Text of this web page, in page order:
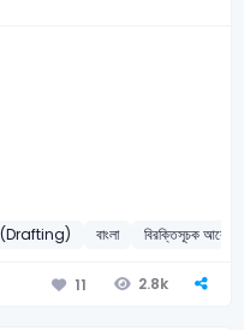
বাংলা বিরক্তিসূচক আবেগ
11 2.8k